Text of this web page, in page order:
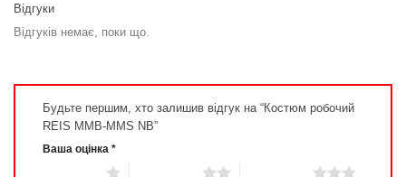
Відгуки
Відгуків немає, поки що.
Будьте першим, хто залишив відгук на “Костюм робочий
REIS MMB-MMS NB”
Ваша оцінка *